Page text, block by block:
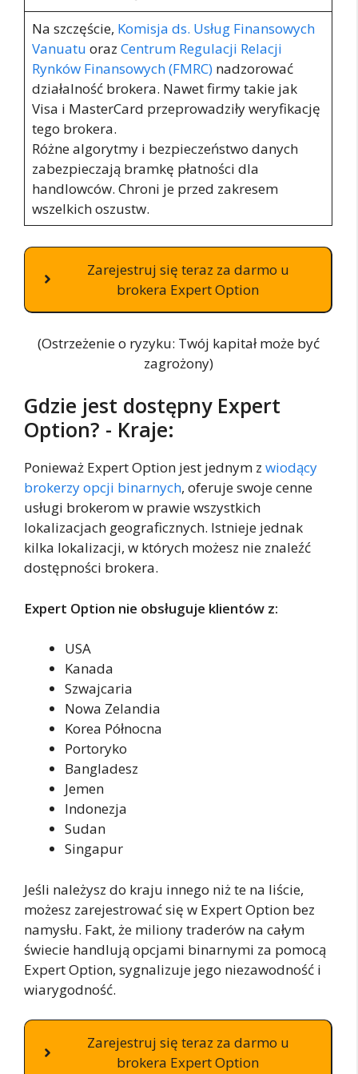
Na szczęście, Komisja ds. Usług Finansowych
Vanuatu oraz Centrum Regulacji Relacji
Rynków Finansowych (FMRC)nadzorować
działalność brokera. Nawet firmy takie jak
Visa i MasterCard przeprowadziły weryfikację
tego brokera.
Różne algorytmy i bezpieczeństwo danych
zabezpieczają bramkę płatności dla
handlowców. Chroni je przed zakresem
wszelkich oszustw.
Zarejestruj się teraz za darmo u
brokera Expert Option
(Ostrzeżenie o ryzyku: Twój kapitał może być
zagrożony)
Gdzie jest dostępny Expert
Option? - Kraje:
Ponieważ Expert Option jest jednym z wiodący
brokerzy opcji binarnych, oferuje swoje cenne
usługi brokerom w prawie wszystkich
lokalizacjach geograficznych. Istnieje jednak
kilka lokalizacji, w których możesz nie znaleźć
dostępności brokera.
Expert Option nie obsługuje klientów z:
USA
Kanada
Szwajcaria
Nowa Zelandia
Korea Północna
Portoryko
Bangladesz
Jemen
Indonezja
Sudan
Singapur
Jeśli należysz do kraju innego niż te na liście,
możesz zarejestrować się w Expert Option bez
namysłu. Fakt, że miliony traderów na całym
świecie handlują opcjami binarnymi za pomocą
Expert Option, sygnalizuje jego niezawodność i
wiarygodność.
Zarejestruj się teraz za darmo u
brokera Expert Option